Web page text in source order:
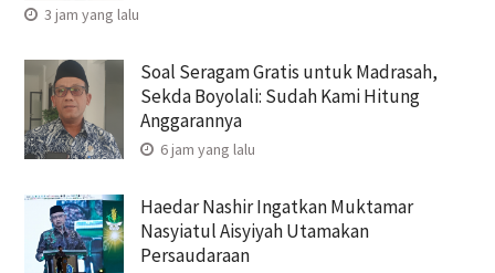
3 jam yang lalu
Soal Seragam Gratis untuk Madrasah,
Sekda Boyolali: Sudah Kami Hitung
Anggarannya
6 jam yang lalu
Haedar Nashir Ingatkan Muktamar
Nasyiatul Aisyiyah Utamakan
Persaudaraan